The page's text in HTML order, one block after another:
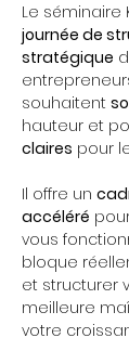
Le séminaire
journée de
stratégique
souhaitent
hauteur et
claires pour
Il offre un
accéléré
vous
bloque
et structurer
meilleure
votre